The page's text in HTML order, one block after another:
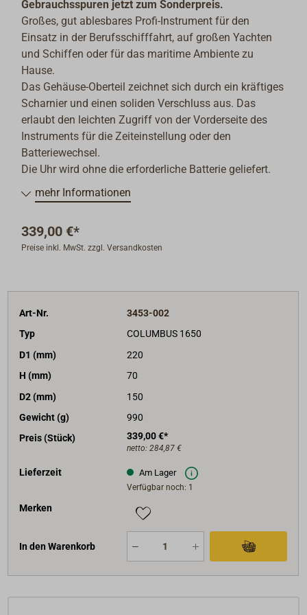
Gebrauchsspuren jetzt zum Sonderpreis.
Großes, gut ablesbares Profi-Instrument für den
Einsatz in der Berufsschifffahrt, auf großen Yachten
und Schiffen oder für das maritime Ambiente zu
Hause.
Das Gehäuse-Oberteil zeichnet sich durch ein kräftiges
Scharnier und einen soliden Verschluss aus. Das
erlaubt den leichten Zugriff von der Vorderseite des
Instruments für die Zeiteinstellung oder den
Batteriewechsel.
Die Uhr wird ohne die erforderliche Batterie geliefert.
mehr Informationen
339,00 €*
Preise inkl. MwSt. zzgl. Versandkosten
Art-Nr.
3453-002
Typ
COLUMBUS 1650
D1 (mm)
220
H (mm)
70
D2 (mm)
150
Gewicht (g)
990
Preis (Stück)
339,00 €*
netto: 284,87 €
Lieferzeit Am Lager
Verfügbar noch: 1
Merken
In den Warenkorb